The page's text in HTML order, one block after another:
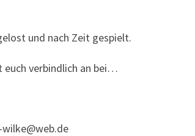
und nach Zeit gespielt.
verbindlich an bei…